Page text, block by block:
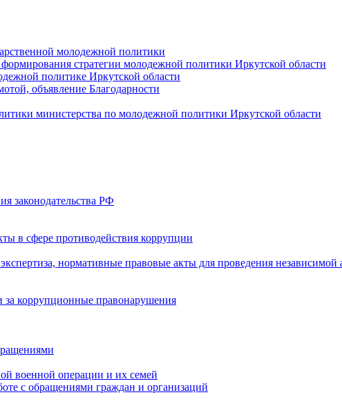
молодежной политики
стратегии молодежной политики Иркутской области
политике Иркутской области
объявление Благодарности
министерства по молодежной политики Иркутской области
законодательства РФ
в сфере противодействия коррупции
нормативные правовые акты для проведения
за коррупционные правонарушения
военной операции и их семей
с обращениями граждан и организаций